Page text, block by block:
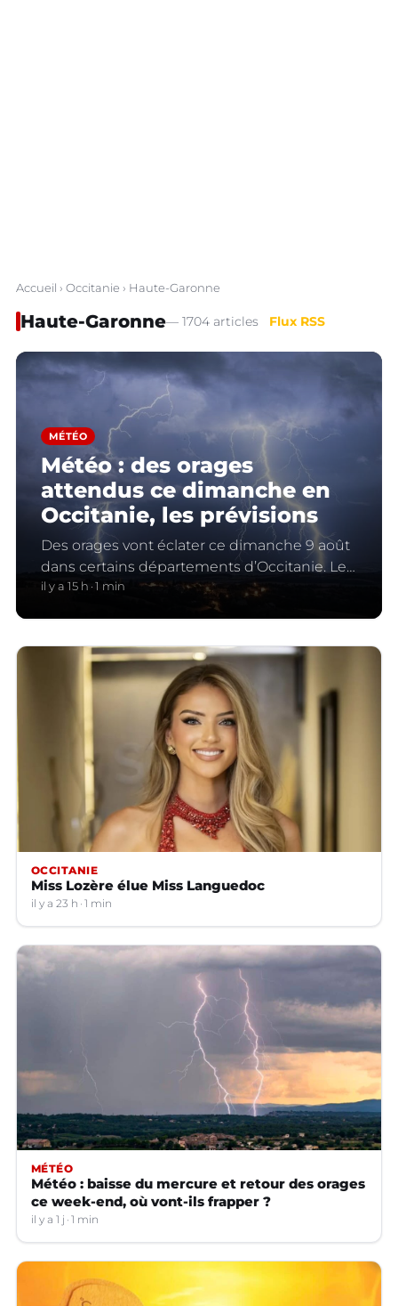
Accueil › Occitanie › Haute-Garonne
Haute-Garonne— 1704 articles Flux RSS
MÉTÉO
Météo : des orages
attendus ce dimanche en
Occitanie, les prévisions
Des orages vont éclater ce dimanche 9 août
dans certains départements d’Occitanie. Le
bulletin météo.
il y a 15 h 1 min
OCCITANIE
Miss Lozère élue Miss Languedoc
il y a 23 h 1 min
MÉTÉO
Météo : baisse du mercure et retour des orages
ce week-end, où vont-ils frapper ?
il y a 1 j 1 min